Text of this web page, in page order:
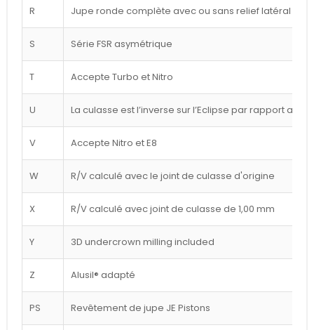
R Jupe ronde complète avec ou sans relief latéral
S Série FSR asymétrique
T Accepte Turbo et Nitro
U La culasse est l’inverse sur l’Eclipse par rapport au
V Accepte Nitro et E8
W R/V calculé avec le joint de culasse d'origine
X R/V calculé avec joint de culasse de 1,00 mm
Y 3D undercrown milling included
Z Alusil® adapté
PS Revêtement de jupe JE Pistons